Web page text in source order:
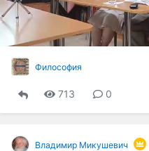
Философия
713 0
Владимир Микушевич